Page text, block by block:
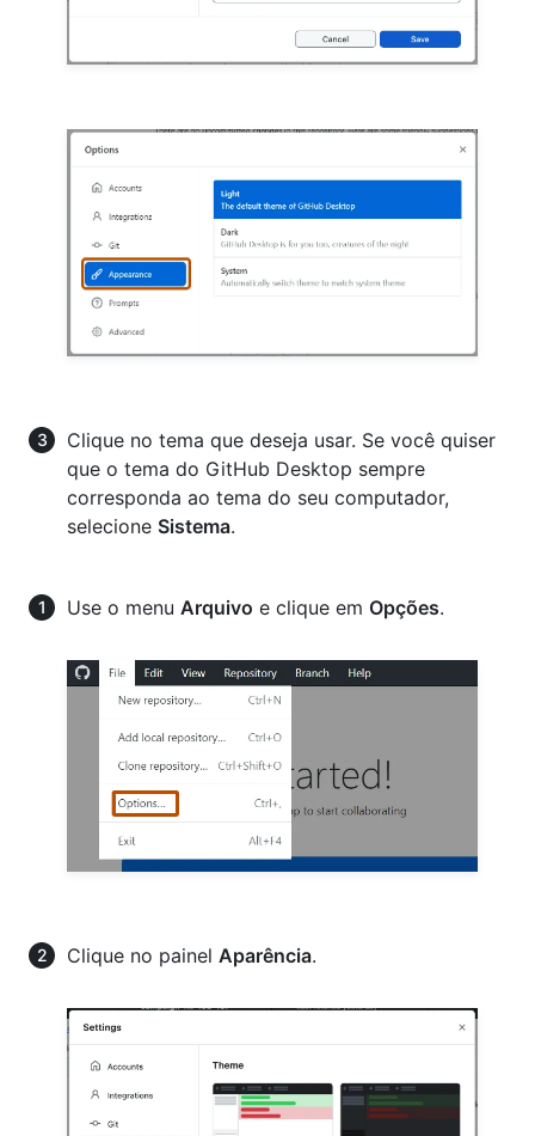
Clique no tema que deseja usar. Se você quiser
que o tema do GitHub Desktop sempre
corresponda ao tema do seu computador,
selecione Sistema.
Use o menu Arquivo e clique em Opções.
Clique no painel Aparência.